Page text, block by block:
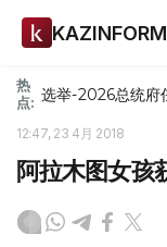
KAZINFORM
热
点: 选举-2026总统府
12:47, 23 4月 2018
阿拉木图女孩